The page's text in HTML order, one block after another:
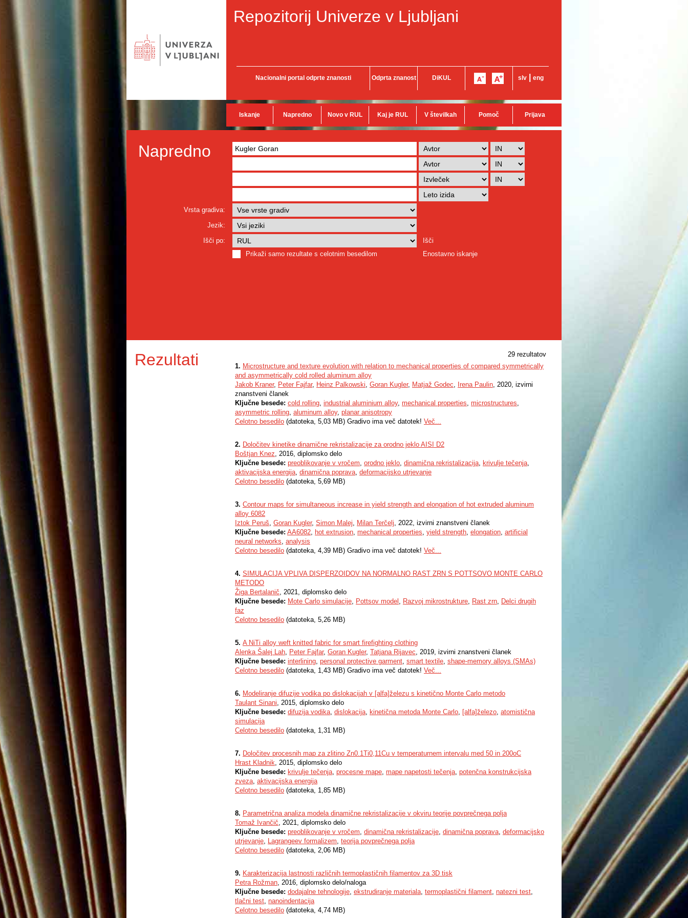
Repozitorij Univerze v Ljubljani
Nacionalni portal odprte znanosti Odprta znanost DiKUL slv eng
Iskanje Napredno Novo v RUL Kaj je RUL V številkah Pomoč Prijava
Napredno
Vrsta gradiva:
Jezik:
Išči po:
Išči
Prikaži samo rezultate s celotnim besedilom
Enostavno iskanje
Rezultati
29 rezultatov
1. Microstructure and texture evolution with relation to mechanical properties of compared symmetrically
and asymmetrically cold rolled aluminum alloy
Jakob Kraner, Peter Fajfar, Heinz Palkowski, Goran Kugler, Matjaž Godec, Irena Paulin, 2020, izvirni
znanstveni članek
Ključne besede: cold rolling, industrial aluminium alloy, mechanical properties, microstructures,
asymmetric rolling, aluminum alloy, planar anisotropy
Celotno besedilo (datoteka, 5,03 MB) Gradivo ima več datotek! Več...
2. Določitev kinetike dinamične rekristalizacije za orodno jeklo AISI D2
Boštjan Knez, 2016, diplomsko delo
Ključne besede: preoblikovanje v vročem, orodno jeklo, dinamična rekristalizacija, krivulje tečenja,
aktivacijska energija, dinamična poprava, deformacijsko utrjevanje
Celotno besedilo (datoteka, 5,69 MB)
3. Contour maps for simultaneous increase in yield strength and elongation of hot extruded aluminum
alloy 6082
Iztok Peruš, Goran Kugler, Simon Malej, Milan Terčelj, 2022, izvirni znanstveni članek
Ključne besede: AA6082, hot extrusion, mechanical properties, yield strength, elongation, artificial
neural networks, analysis
Celotno besedilo (datoteka, 4,39 MB) Gradivo ima več datotek! Več...
4. SIMULACIJA VPLIVA DISPERZOIDOV NA NORMALNO RAST ZRN S POTTSOVO MONTE CARLO
METODO
Žiga Bertalanič, 2021, diplomsko delo
Ključne besede: Mote Carlo simulacije, Pottsov model , Razvoj mikrostrukture, Rast zrn, Delci drugih
faz
Celotno besedilo (datoteka, 5,26 MB)
5. A NiTi alloy weft knitted fabric for smart firefighting clothing
Alenka Šalej Lah, Peter Fajfar, Goran Kugler, Tatjana Rijavec, 2019, izvirni znanstveni članek
Ključne besede: interlining, personal protective garment, smart textile, shape-memory alloys (SMAs)
Celotno besedilo (datoteka, 1,43 MB) Gradivo ima več datotek! Več...
6. Modeliranje difuzije vodika po dislokacijah v [alfa]železu s kinetično Monte Carlo metodo
Taulant Sinani, 2015, diplomsko delo
Ključne besede: difuzija vodika, dislokacija, kinetična metoda Monte Carlo, [alfa]železo, atomistična
simulacija
Celotno besedilo (datoteka, 1,31 MB)
7. Določitev procesnih map za zlitino Zn0.1Ti0,11Cu v temperaturnem intervalu med 50 in 200oC
Hrast Kladnik, 2015, diplomsko delo
Ključne besede: krivulje tečenja, procesne mape, mape napetosti tečenja, potenčna konstrukcijska
zveza, aktivacijska energija
Celotno besedilo (datoteka, 1,85 MB)
8. Parametrična analiza modela dinamične rekristalizacije v okviru teorije povprečnega polja
Tomaž Ivančič, 2021, diplomsko delo
Ključne besede: preoblikovanje v vročem, dinamična rekristalizacije, dinamična poprava, deformacijsko
utrjevanje, Lagrangeev formalizem, teorija povprečnega polja
Celotno besedilo (datoteka, 2,06 MB)
9. Karakterizacija lastnosti različnih termoplastičnih filamentov za 3D tisk
Petra Rožman, 2016, diplomsko delo/naloga
Ključne besede: dodajalne tehnologije, ekstrudiranje materiala, termoplastični filament, natezni test,
tlačni test, nanoindentacija
Celotno besedilo (datoteka, 4,74 MB)